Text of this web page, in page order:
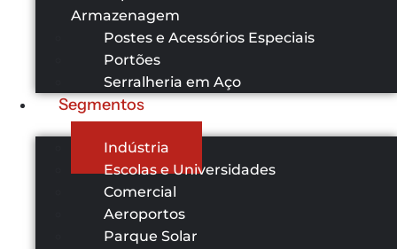
Armazenagem
Postes e Acessórios Especiais
Portões
Serralheria em Aço
Segmentos
Indústria
Escolas e Universidades
Comercial
Aeroportos
Parque Solar